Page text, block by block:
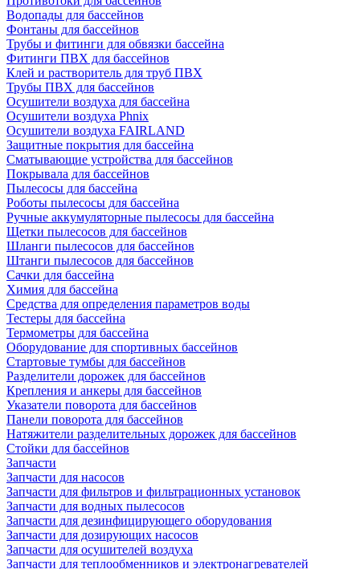
Водопады для бассейнов
Фонтаны для бассейнов
Трубы и фитинги для обвязки бассейна
Фитинги ПВХ для бассейнов
Клей и растворитель для труб ПВХ
Трубы ПВХ для бассейнов
Осушители воздуха для бассейна
Осушители воздуха Phnix
Осушители воздуха FAIRLAND
Защитные покрытия для бассейна
Сматывающие устройства для бассейнов
Покрывала для бассейнов
Пылесосы для бассейна
Роботы пылесосы для бассейна
Ручные аккумуляторные пылесосы для бассейна
Щетки пылесосов для бассейнов
Шланги пылесосов для бассейнов
Штанги пылесосов для бассейнов
Сачки для бассейна
Химия для бассейна
Средства для определения параметров воды
Тестеры для бассейна
Термометры для бассейна
Оборудование для спортивных бассейнов
Стартовые тумбы для бассейнов
Разделители дорожек для бассейнов
Крепления и анкеры для бассейнов
Указатели поворота для бассейнов
Панели поворота для бассейнов
Натяжители разделительных дорожек для бассейнов
Стойки для бассейнов
Запчасти
Запчасти для насосов
Запчасти для фильтров и фильтрационных установок
Запчасти для водных пылесосов
Запчасти для дезинфицирующего оборудования
Запчасти для дозирующих насосов
Запчасти для осушителей воздуха
Запчасти для теплообменников и электронагревателей